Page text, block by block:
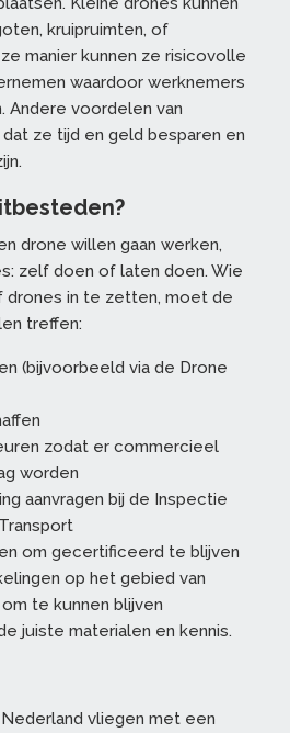
kruipruimten, of
manier kunnen ze risicovolle
waardoor werknemers
Andere voordelen van
ze tijd en geld besparen en
drone willen gaan werken,
zelf doen of laten doen. Wie
drones in te zetten, moet de
treffen:
(bijvoorbeeld via de Drone
zodat er commercieel
worden
aanvragen bij de Inspectie
om gecertificeerd te blijven
op het gebied van
te kunnen blijven
juiste materialen en kennis.
vliegen met een